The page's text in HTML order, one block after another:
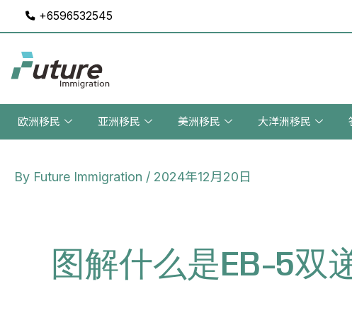
+6596532545
欧洲移民 亚洲移民 美洲移民 大洋洲移民
By Future Immigration / 2024年12月20日
图解什么是EB-5双
Post